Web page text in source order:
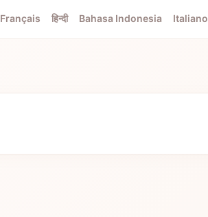
Français हिन्दी Bahasa Indonesia Italiano